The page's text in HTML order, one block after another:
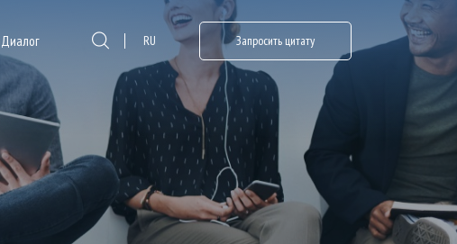
Диалог RU Запросить цитату